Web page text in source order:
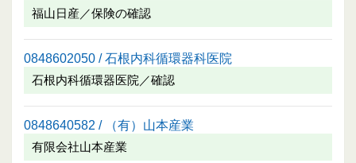
福山日産／保険の確認
0848602050 / 石根内科循環器科医院
石根内科循環器医院／確認
0848640582 / （有）山本産業
有限会社山本産業